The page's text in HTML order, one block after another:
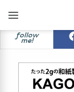
follow
me!